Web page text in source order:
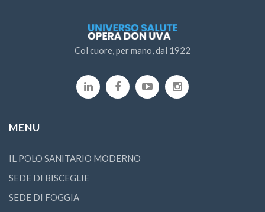
Col cuore, per mano, dal 1922
MENU
IL POLO SANITARIO MODERNO
SEDE DI BISCEGLIE
SEDE DI FOGGIA